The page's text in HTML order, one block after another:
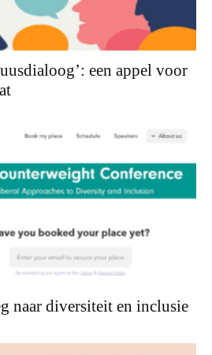
een appel voor
naar diversiteit en inclusie